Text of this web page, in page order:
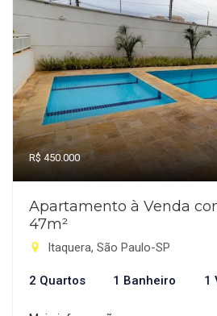
R$ 450.000
Apartamento à Venda
47m²
Itaquera, São Paulo-SP
2 Quartos 1 Banheiro 1